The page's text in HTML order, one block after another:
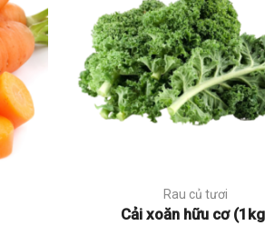
Rau củ tươi
Cải xoăn hữu cơ